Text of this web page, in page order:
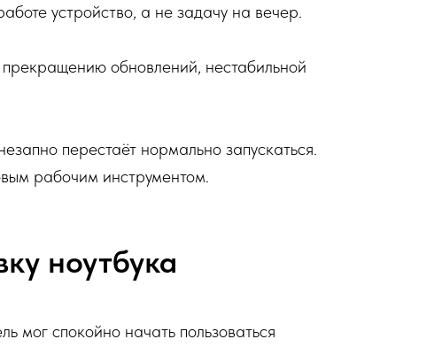
устройство, а не задачу на вечер.
обновлений, нестабильной
перестаёт нормально запускаться.
рабочим инструментом.
ноутбука
мог спокойно начать пользоваться